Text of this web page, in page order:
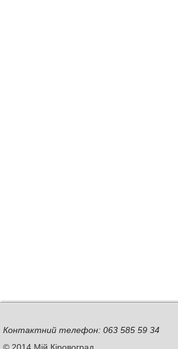
Контактний телефон: 063 585 59 34